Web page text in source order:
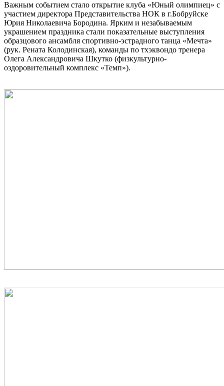
Важным событием стало открытие клуба «Юный олимпиец» с
участием директора Представительства НОК в г.Бобруйске
Юрия Николаевича Бородина. Ярким и незабываемым
украшением праздника стали показательные выступления
образцового ансамбля спортивно-эстрадного танца «Мечта»
(рук. Рената Колодинская), команды по тхэквондо тренера
Олега Александровича Шкутко (физкультурно-
оздоровительный комплекс «Темп»).